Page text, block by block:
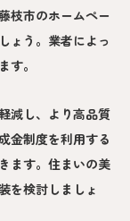
枝市のホームペー
ょう。業者によっ
す。
減し、より高品質
金制度を利用する
ます。住まいの美
を検討しましょ